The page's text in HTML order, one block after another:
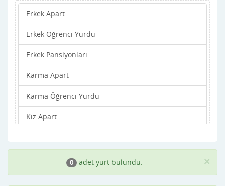
ihsangazi
inebolu
Küre
Merkez
Pınarbaşı
Şenpazar
Erkek Apart
Erkek Öğrenci Yurdu
Erkek Pansiyonları
Karma Apart
Karma Öğrenci Yurdu
Kız Apart
Kız Pansiyonları ×
0 adet yurt bulundu.